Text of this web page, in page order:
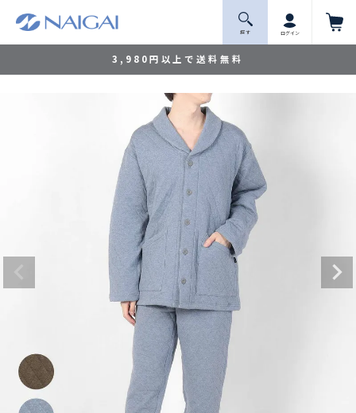
3,980円以上で送料無料
探 す ログイン